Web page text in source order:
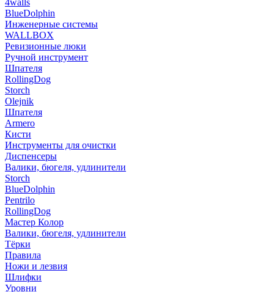
4walls
BlueDolphin
Инженерные системы
WALLBOX
Ревизионные люки
Ручной инструмент
Шпателя
RollingDog
Storch
Olejnik
Шпателя
Armero
Кисти
Инструменты для очистки
Диспенсеры
Валики, бюгеля, удлинители
Storch
BlueDolphin
Pentrilo
RollingDog
Мастер Колор
Валики, бюгеля, удлинители
Тёрки
Правила
Ножи и лезвия
Шлифки
Уровни